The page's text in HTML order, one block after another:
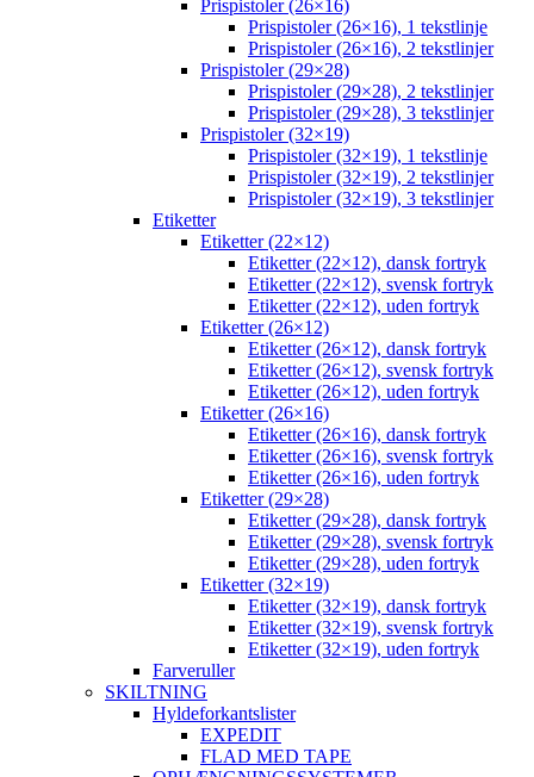
Prispistoler (26×16)
Prispistoler (26×16), 1 tekstlinje
Prispistoler (26×16), 2 tekstlinjer
Prispistoler (29×28)
Prispistoler (29×28), 2 tekstlinjer
Prispistoler (29×28), 3 tekstlinjer
Prispistoler (32×19)
Prispistoler (32×19), 1 tekstlinje
Prispistoler (32×19), 2 tekstlinjer
Prispistoler (32×19), 3 tekstlinjer
Etiketter
Etiketter (22×12)
Etiketter (22×12), dansk fortryk
Etiketter (22×12), svensk fortryk
Etiketter (22×12), uden fortryk
Etiketter (26×12)
Etiketter (26×12), dansk fortryk
Etiketter (26×12), svensk fortryk
Etiketter (26×12), uden fortryk
Etiketter (26×16)
Etiketter (26×16), dansk fortryk
Etiketter (26×16), svensk fortryk
Etiketter (26×16), uden fortryk
Etiketter (29×28)
Etiketter (29×28), dansk fortryk
Etiketter (29×28), svensk fortryk
Etiketter (29×28), uden fortryk
Etiketter (32×19)
Etiketter (32×19), dansk fortryk
Etiketter (32×19), svensk fortryk
Etiketter (32×19), uden fortryk
Farveruller
SKILTNING
Hyldeforkantslister
EXPEDIT
FLAD MED TAPE